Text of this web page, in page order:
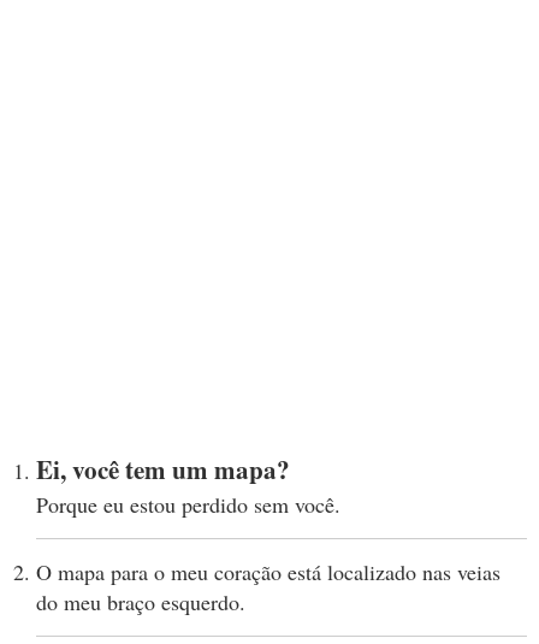
Ei, você tem um mapa?
Porque eu estou perdido sem você.
O mapa para o meu coração está localizado nas veias
do meu braço esquerdo.